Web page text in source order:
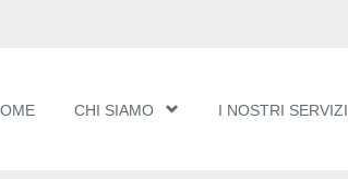
CHI SIAMO I NOSTRI SERVIZI